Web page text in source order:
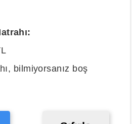
bilmiyorsanız boş